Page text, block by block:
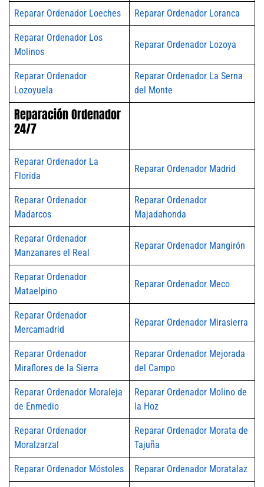
Reparar Ordenador Loeches Reparar Ordenador Loranca
Reparar Ordenador Los
Molinos
Reparar Ordenador Lozoya
Reparar Ordenador
Lozoyuela
Reparar Ordenador La Serna
del Monte
Reparación Ordenador
24/7
Reparar Ordenador La
Florida
Reparar Ordenador Madrid
Reparar Ordenador
Madarcos
Reparar Ordenador
Majadahonda
Reparar Ordenador
Manzanares el Real
Reparar Ordenador Mangirón
Reparar Ordenador
Mataelpino
Reparar Ordenador Meco
Reparar Ordenador
Mercamadrid
Reparar Ordenador Mirasierra
Reparar Ordenador
Miraflores de la Sierra
Reparar Ordenador Mejorada
del Campo
Reparar Ordenador Moraleja
de Enmedio
Reparar Ordenador Molino de
la Hoz
Reparar Ordenador
Moralzarzal
Reparar Ordenador Morata de
Tajuña
Reparar Ordenador Móstoles Reparar Ordenador Moratalaz